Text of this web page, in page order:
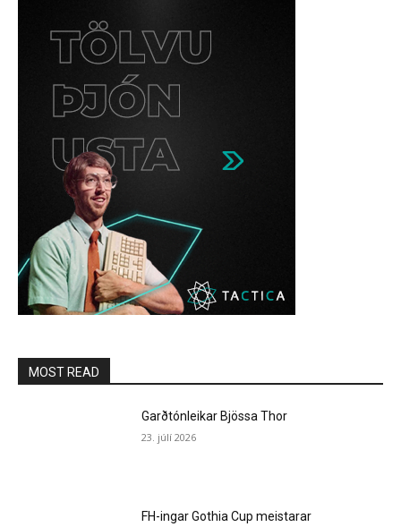
MOST READ
Garðtónleikar Bjössa Thor
23. júlí 2026
FH-ingar Gothia Cup meistarar